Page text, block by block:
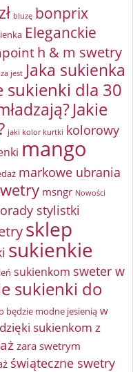
bluzę bonprix
Eleganckie
h & m swetry
jest Jaka sukienka
sukienki dla 30
Jakie
jaki kolor kurtki kolorowy
mango
markowe ubrania
msngr Nowości
stylistki
sklep
sukienkie
sukienkom sweter w
sukienki do
będzie modne jesienią w
sukienkom z
zara swetrym
świąteczne swetry